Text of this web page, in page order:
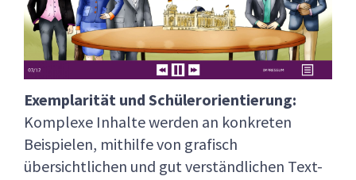
Exemplarität und Schülerorientierung:
Komplexe Inhalte werden an konkreten
Beispielen, mithilfe von grafisch
übersichtlichen und gut verständlichen Text-